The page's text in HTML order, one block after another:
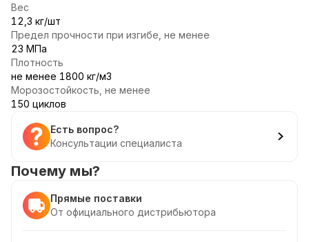
Вес
12,3 кг/шт
Предел прочности при изгибе, не менее
23 МПа
Плотность
не менее 1800 кг/м3
Морозостойкость, не менее
150 циклов
Есть вопрос?
Консультации специалиста
Почему мы?
Прямые поставки
От официального дистрибьютора